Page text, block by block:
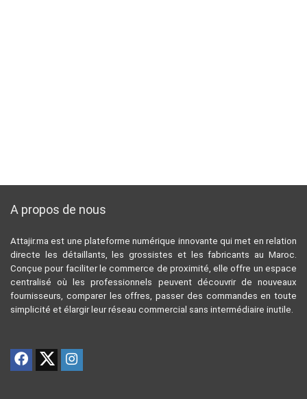
A propos de nous
Attajir.ma est une plateforme numérique innovante qui met en relation
directe les détaillants, les grossistes et les fabricants au Maroc.
Conçue pour faciliter le commerce de proximité, elle offre un espace
centralisé où les professionnels peuvent découvrir de nouveaux
fournisseurs, comparer les offres, passer des commandes en toute
simplicité et élargir leur réseau commercial sans intermédiaire inutile.